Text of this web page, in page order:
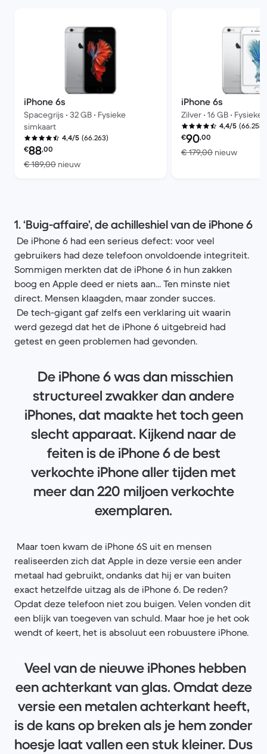
iPhone 6s
Spacegrijs • 32 GB • Fysieke
simkaart
4,4/5 (66.263)
Refurbished prijs:
€88,00
€ 189,00 nieuwVergeleken met € 189,00 nieuw
iPhone 6s
Zilver • 16 GB •
4,4/5 (66.258)
Refurbished prijs:
€90,00
€ 179,00 nieuw
1. ‘Buig-affaire’, de achilleshiel van de iPhone 6
De iPhone 6 had een serieus defect: voor veel
gebruikers had deze telefoon onvoldoende integriteit.
Sommigen merkten dat de iPhone 6 in hun zakken
boog en Apple deed er niets aan... Ten minste niet
direct. Mensen klaagden, maar zonder succes.
De tech-gigant gaf zelfs een verklaring uit waarin
werd gezegd dat het de iPhone 6 uitgebreid had
getest en geen problemen had gevonden.
De iPhone 6 was dan misschien
structureel zwakker dan andere
iPhones, dat maakte het toch geen
slecht apparaat. Kijkend naar de
feiten is de iPhone 6 de best
verkochte iPhone aller tijden met
meer dan 220 miljoen verkochte
exemplaren.
Maar toen kwam de iPhone 6S uit en mensen
realiseerden zich dat Apple in deze versie een ander
metaal had gebruikt, ondanks dat hij er van buiten
exact hetzelfde uitzag als de iPhone 6. De reden?
Opdat deze telefoon niet zou buigen. Velen vonden dit
een blijk van toegeven van schuld. Maar hoe je het ook
wendt of keert, het is absoluut een robuustere iPhone.
Veel van de nieuwe iPhones hebben
een achterkant van glas. Omdat deze
versie een metalen achterkant heeft,
is de kans op breken als je hem zonder
hoesje laat vallen een stuk kleiner. Dus